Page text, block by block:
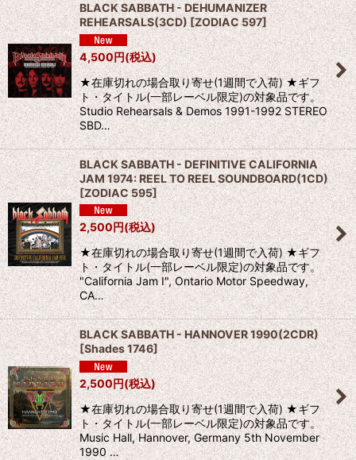
BLACK SABBATH - DEHUMANIZER
REHEARSALS(3CD)[ZODIAC 597]
4,500円(税込)
★在庫切れの場合取り寄せ(1週間で入荷) ★ギフ
ト・タイトル(一部レーベル限定)の対象品です。
Studio Rehearsals & Demos 1991-1992 STEREO
SBD…
BLACK SABBATH - DEFINITIVE CALIFORNIA
JAM 1974: REEL TO REEL SOUNDBOARD(1CD)
[ZODIAC 595]
2,500円(税込)
★在庫切れの場合取り寄せ(1週間で入荷) ★ギフ
ト・タイトル(一部レーベル限定)の対象品です。
"California Jam I", Ontario Motor Speedway,
CA…
BLACK SABBATH - HANNOVER 1990(2CDR)
[Shades 1746]
2,500円(税込)
★在庫切れの場合取り寄せ(1週間で入荷) ★ギフ
ト・タイトル(一部レーベル限定)の対象品です。
Music Hall, Hannover, Germany 5th November
1990 …